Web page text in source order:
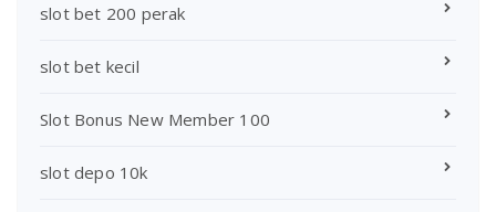
slot bet 200 perak
slot bet kecil
Slot Bonus New Member 100
slot depo 10k